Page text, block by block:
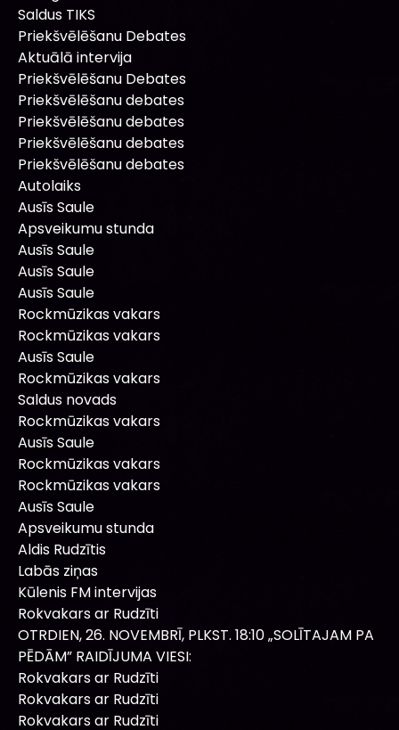
Saldus TIKS
Priekšvēlēšanu Debates
Aktuālā intervija
Priekšvēlēšanu Debates
Priekšvēlēšanu debates
Priekšvēlēšanu debates
Priekšvēlēšanu debates
Priekšvēlēšanu debates
Autolaiks
Ausīs Saule
Apsveikumu stunda
Ausīs Saule
Ausīs Saule
Ausīs Saule
Rockmūzikas vakars
Rockmūzikas vakars
Ausīs Saule
Rockmūzikas vakars
Saldus novads
Rockmūzikas vakars
Ausīs Saule
Rockmūzikas vakars
Rockmūzikas vakars
Ausīs Saule
Apsveikumu stunda
Aldis Rudzītis
Labās ziņas
Kūlenis FM intervijas
Rokvakars ar Rudzīti
OTRDIEN, 26. NOVEMBRĪ, PLKST. 18:10 „SOLĪTAJAM PA
PĒDĀM” RAIDĪJUMA VIESI:
Rokvakars ar Rudzīti
Rokvakars ar Rudzīti
Rokvakars ar Rudzīti